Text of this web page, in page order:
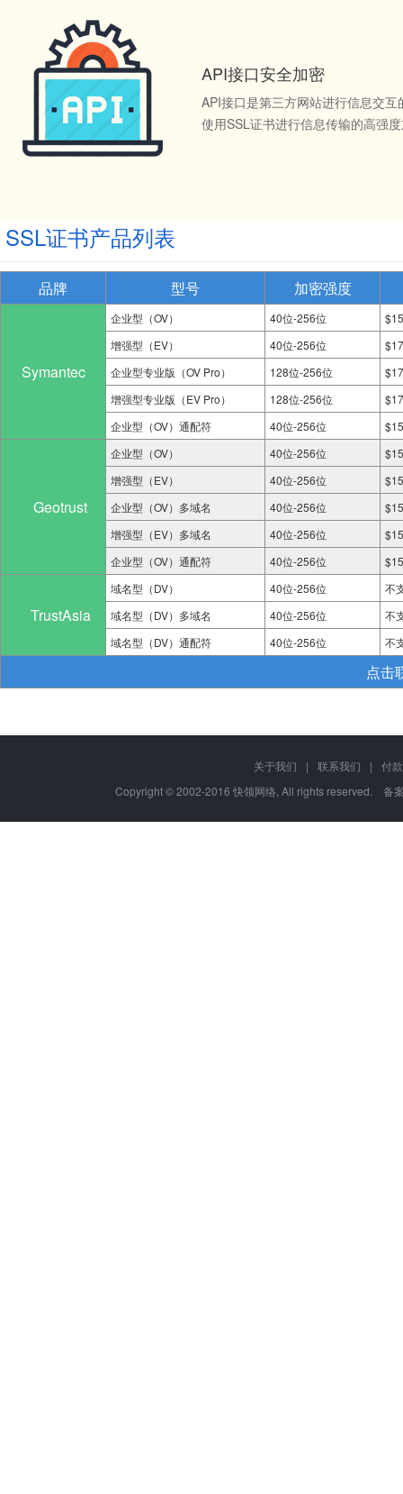
API接口安全加密
API接口是第三方网站进行信息交
使用SSL证书进行信息传输的高强
SSL证书产品列表
品牌 型号 加密强度
Symantec
企业型（OV） 40位-256位
增强型（EV）
40位-256位
企业型专业版（OV Pro）
128位-256位
增强型专业版（EV Pro）
128位-256位
企业型（OV）通配符
40位-256位
Geotrust
企业型（OV） 40位-256位
增强型（EV）
40位-256位
企业型（OV）多域名
40位-256位
增强型（EV）多域名
40位-256位
企业型（OV）通配符
40位-256位
TrustAsia
域名型（DV） 40位-256位
不
域名型（DV）多域名
40位-256位
不
域名型（DV）通配符
40位-256位 不
点击
关于我们 | 联系我们 |
付
Copyright © 2002-2016 快领网络, All rights reserved. 备